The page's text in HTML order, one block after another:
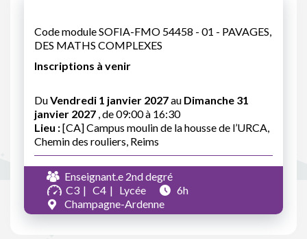
Code module SOFIA-FMO 54458 - 01 - PAVAGES,
DES MATHS COMPLEXES
Inscriptions à venir
DuVendredi 1 janvier 2027au Dimanche 31
janvier 2027 , de 09:00 à 16:30
Lieu :[CA] Campus moulin de la housse de l’URCA,
Chemin des rouliers, Reims
Enseignant.e 2nd degré
C3
C4 Lycée
6h
Champagne-Ardenne